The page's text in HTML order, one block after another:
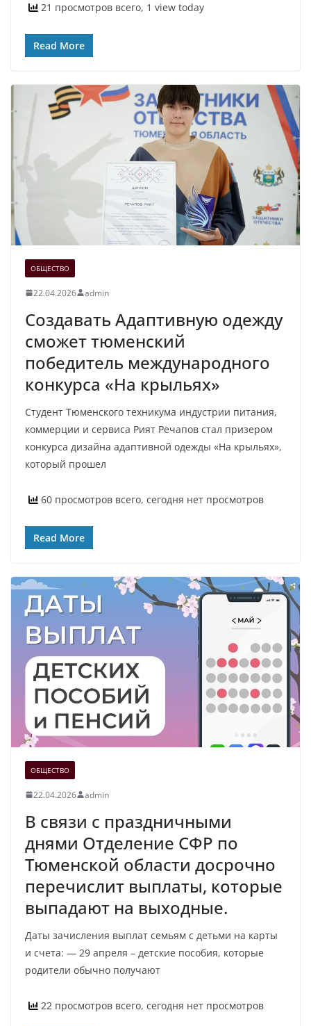
21 просмотров всего, 1 view today
Read More
ОБЩЕСТВО
22.04.2026 admin
Создавать Адаптивную одежду
сможет тюменский
победитель международного
конкурса «На крыльях»
Студент Тюменского техникума индустрии питания,
коммерции и сервиса Рият Речапов стал призером
конкурса дизайна адаптивной одежды «На крыльях»,
который прошел
60 просмотров всего, сегодня нет просмотров
Read More
ОБЩЕСТВО
22.04.2026 admin
В связи с праздничными
днями Отделение СФР по
Тюменской области досрочно
перечислит выплаты, которые
выпадают на выходные.
Даты зачисления выплат семьям с детьми на карты
и счета: — 29 апреля – детские пособия, которые
родители обычно получают
22 просмотров всего, сегодня нет просмотров